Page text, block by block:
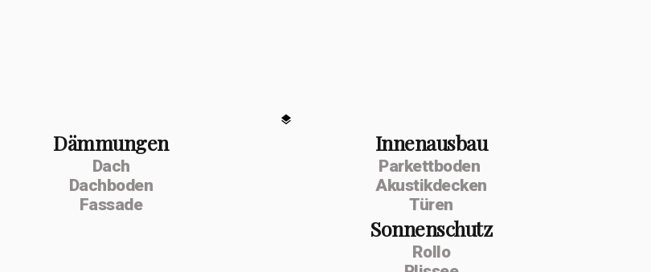
Dämmungen
Dach
Dachboden
Fassade
Innenausbau
Parkettboden
Akustikdecken
Türen
Sonnenschutz
Rollo